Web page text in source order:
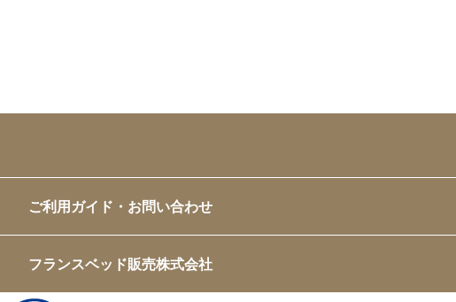
ご利用ガイド・お問い合わせ
フランスベッド販売株式会社